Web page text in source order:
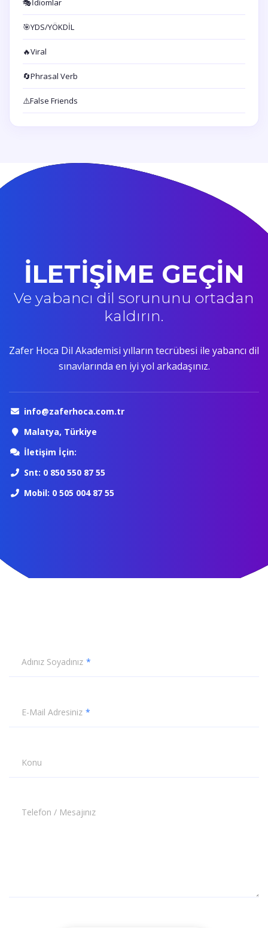
🎭İdiomlar
🎯YDS/YÖKDİL
🔥Viral
🔄Phrasal Verb
⚠️False Friends
İLETİŞİME GEÇİN
Ve yabancı dil sorununu ortadan
kaldırın.
Zafer Hoca Dil Akademisi yılların tecrübesi ile yabancı dil
sınavlarında en iyi yol arkadaşınız.
info@zaferhoca.com.tr
Malatya, Türkiye
İletişim İçin:
Snt: 0 850 550 87 55
Mobil: 0 505 004 87 55
Adınız Soyadınız
E-Mail Adresiniz
Konu
Telefon / Mesajınız